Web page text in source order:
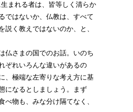
まれる者は、皆等しく清らか
ではないか、仏教は、すべて
く教えではないのか、と、
仏さまの国でのお話。いのち
ぞれいろんな違いがあるの
、極端な左寄りな考え方に基
になるとしましょう。まず
物も、みな分け隔てなく、